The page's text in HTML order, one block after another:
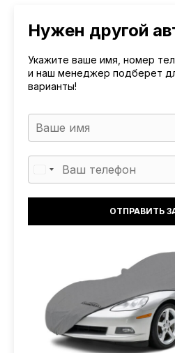
Нужен другой
Укажите ваше имя, номер
и наш менеджер подберет
варианты!